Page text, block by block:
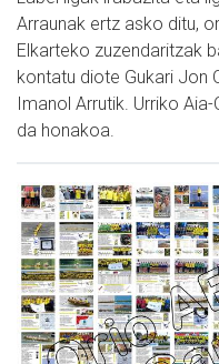
Arraunak ertz asko ditu,
Elkarteko zuzendaritzak
kontatu diote Gukari Jon
Imanol Arrutik. Urriko
da honakoa.